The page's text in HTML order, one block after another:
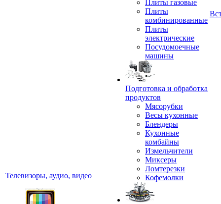
Телевизоры, аудио, видео
Плиты газовые
Плиты
комбинированные
Плиты
электрические
Посудомоечные
машины
Подготовка и обработка
продуктов
Мясорубки
Весы кухонные
Блендеры
Кухонные
комбайны
Измельчители
Миксеры
Ломтерезки
Кофемолки